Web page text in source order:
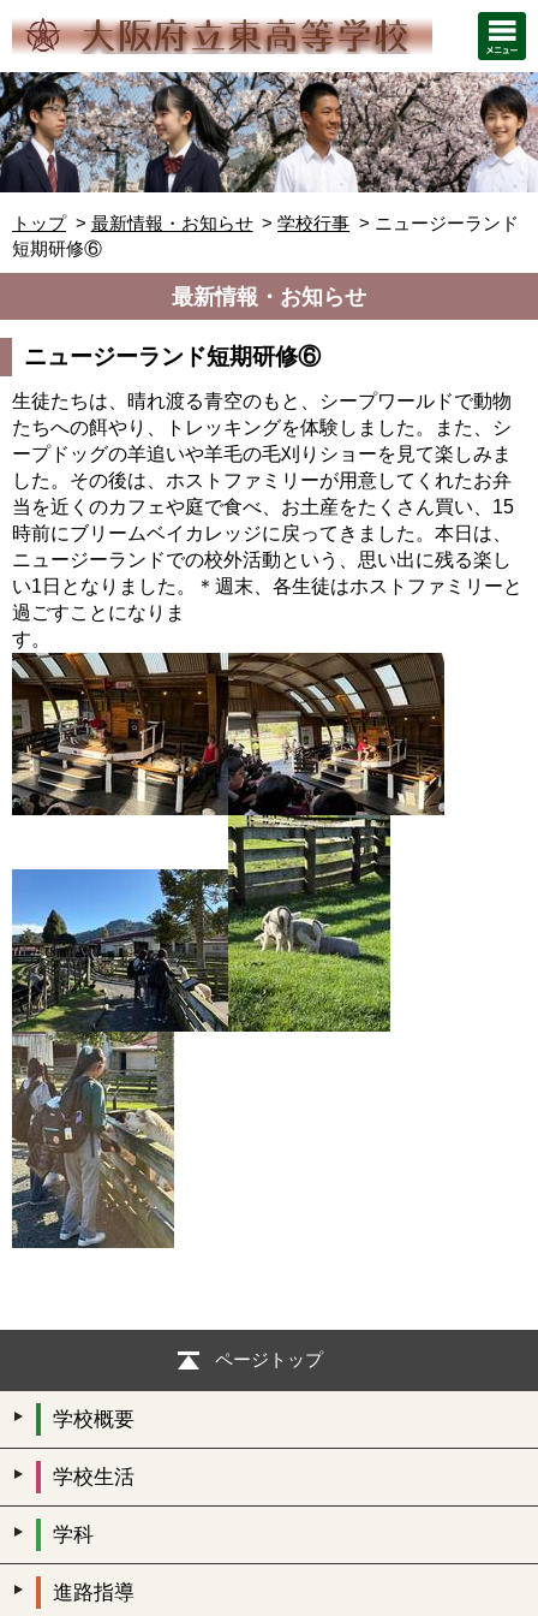
トップ 最新情報・お知らせ 学校行事
ニュージーランド
短期研修⑥
最新情報・お知らせ
ニュージーランド短期研修⑥
生徒たちは、晴れ渡る青空のもと、シープワールドで動物
たちへの餌やり、トレッキングを体験しました。また、シ
ープドッグの羊追いや羊毛の毛刈りショーを見て楽しみま
した。その後は、ホストファミリーが用意してくれたお弁
当を近くのカフェや庭で食べ、お土産をたくさん買い、15
時前にブリームベイカレッジに戻ってきました。本日は、
ニュージーランドでの校外活動という、思い出に残る楽し
い1日となりました。＊週末、各生徒はホストファミリーと
過ごすことになりま
す。
ページトップ
学校概要
学校生活
学科
進路指導